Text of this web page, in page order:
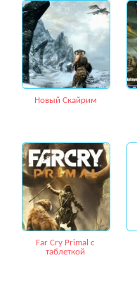
Новый Скайрим
Far Cry Primal c
таблеткой